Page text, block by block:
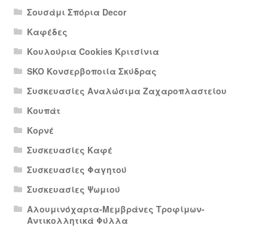
Σουσάμι Σπόρια Decor
Καφέδες
Κουλούρια Cookies Κριτσίνια
SKO Κονσερβοποιία Σκύδρας
Συσκευασίες Αναλώσιμα Ζαχαροπλαστείου
Κουπάτ
Κορνέ
Συσκευασίες Καφέ
Συσκευασίες Φαγητού
Συσκευασίες Ψωμιού
Αλουμινόχαρτα-Μεμβράνες Τροφίμων-
Αντικολλητικά Φύλλα